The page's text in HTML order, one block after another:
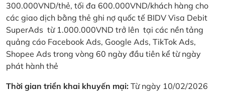
300.000VND/thẻ, tối đa 600.000VND/khách hàng cho
các giao dịch bằng thẻ ghi nợ quốc tế BIDV Visa Debit
SuperAds từ 1.000.000VND trở lên tại các nền tảng
quảng cáo Facebook Ads, Google Ads, TikTok Ads,
Shopee Ads trong vòng 60 ngày đầu tiên kể từ ngày
phát hành thẻ
Thời gian triển khai khuyến mại: Từ ngày 10/02/2026